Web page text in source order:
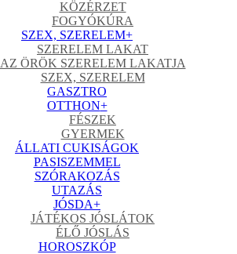
KÖZÉRZET
FOGYÓKÚRA
SZEX, SZERELEM+
SZERELEM LAKAT
AZ ÖRÖK SZERELEM LAKATJA
SZEX, SZERELEM
GASZTRO
OTTHON+
FÉSZEK
GYERMEK
ÁLLATI CUKISÁGOK
PASISZEMMEL
SZÓRAKOZÁS
UTAZÁS
JÓSDA+
JÁTÉKOS JÓSLÁTOK
ÉLŐ JÓSLÁS
HOROSZKÓP